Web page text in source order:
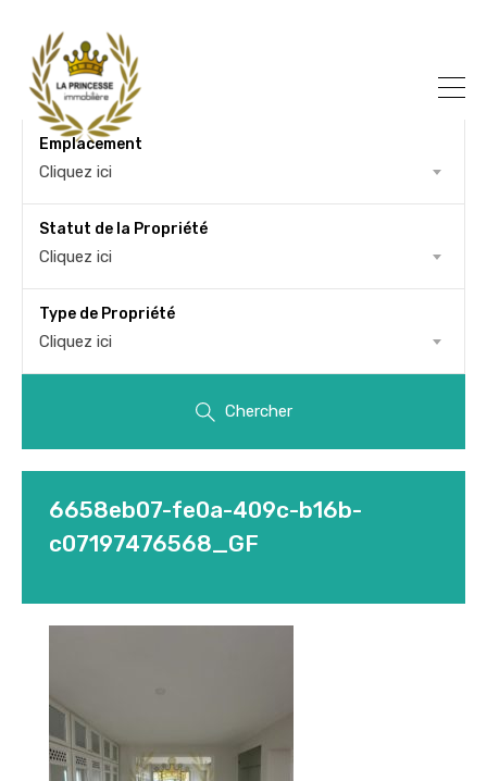
Emplacement
Cliquez ici
Statut de la Propriété
Cliquez ici
Type de Propriété
Cliquez ici
Chercher
6658eb07-fe0a-409c-b16b-
c07197476568_GF